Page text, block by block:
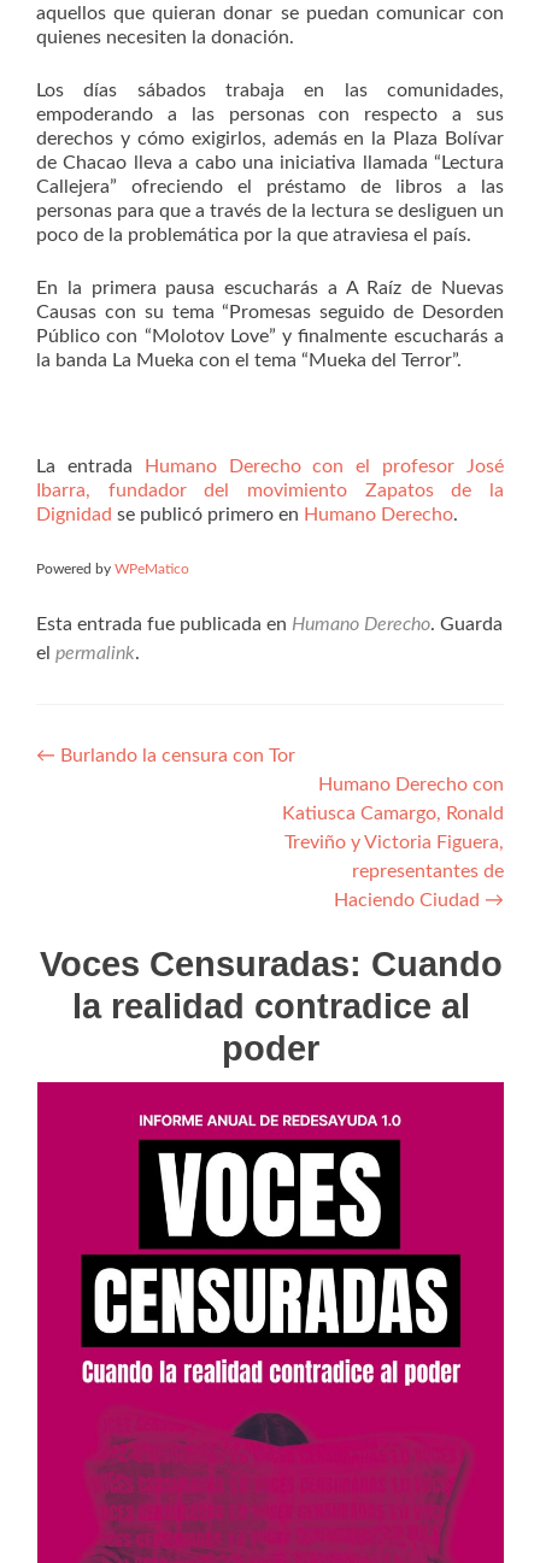
aquellos que quieran donar se puedan comunicar con
quienes necesiten la donación.
Los días sábados trabaja en las comunidades,
empoderando a las personas con respecto a sus
derechos y cómo exigirlos, además en la Plaza Bolívar
de Chacao lleva a cabo una iniciativa llamada “Lectura
Callejera” ofreciendo el préstamo de libros a las
personas para que a través de la lectura se desliguen un
poco de la problemática por la que atraviesa el país.
En la primera pausa escucharás a A Raíz de Nuevas
Causas con su tema “Promesas seguido de Desorden
Público con “Molotov Love” y finalmente escucharás a
la banda La Mueka con el tema “Mueka del Terror”.
La entrada
Humano Derecho con el profesor José
Ibarra, fundador del movimiento Zapatos de la
Dignidad se publicó primero en Humano Derecho.
Powered by WPeMatico
Esta entrada fue publicada en Humano Derecho. Guarda
el permalink.
Navegación
← Burlando la censura con Tor
Humano Derecho con
Katiusca Camargo, Ronald
Treviño y Victoria Figuera,
representantes de
Haciendo Ciudad →
Voces Censuradas: Cuando
la realidad contradice al
poder